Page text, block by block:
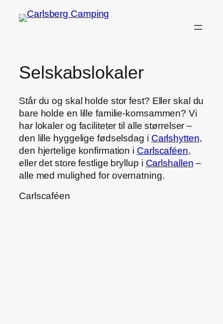
Selskabslokaler
Står du og skal holde stor fest? Eller skal du
bare holde en lille familie-komsammen? Vi
har lokaler og faciliteter til alle størrelser –
den lille hyggelige fødselsdag i Carlshytten,
den hjertelige konfirmation i Carlscaféen,
eller det store festlige bryllup i Carlshallen –
alle med mulighed for overnatning.
Carlscaféen